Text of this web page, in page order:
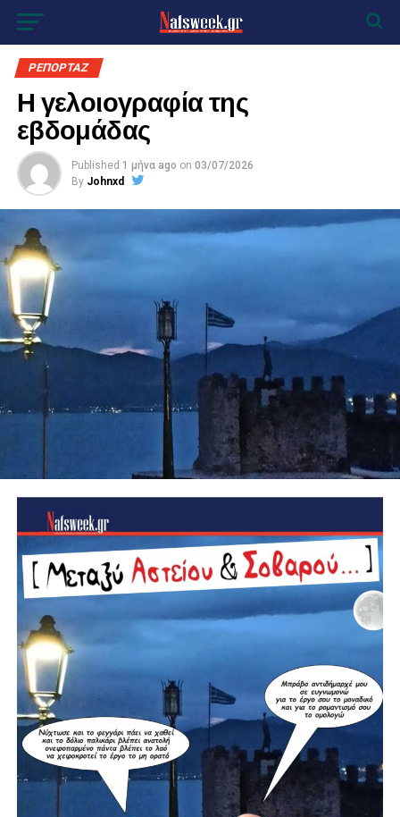
ΡΕΠΟΡΤΑΖ
Η γελοιογραφία της
εβδομάδας
Published 1 μήνα ago on 03/07/2026
By Johnxd